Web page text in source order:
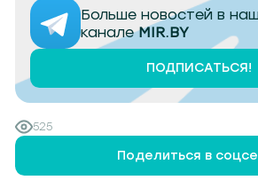
Больше новостей в
каналеMIR.BY
ПОДПИСАТЬСЯ!
525
Поделиться в